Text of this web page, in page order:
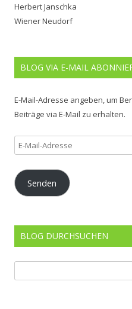
Herbert Janschka
Wiener Neudorf
BLOG VIA E-MAIL
E-Mail-Adresse angeben, um
Beiträge via E-Mail zu erhalten.
E-
Mail-
Adresse
Senden
BLOG DURCHSUCHEN
nach: